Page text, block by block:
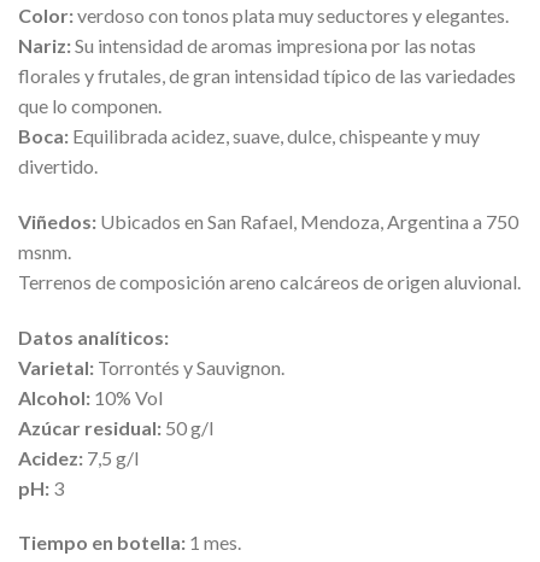
Color:verdoso con tonos plata muy seductores y elegantes.
Nariz:Su intensidad de aromas impresiona por las notas
florales y frutales, de gran intensidad típico de las variedades
que lo componen.
Boca: Equilibrada acidez, suave, dulce, chispeante y muy
divertido.
Viñedos: Ubicados en San Rafael, Mendoza, Argentina a 750
msnm.
Terrenos de composición areno calcáreos de origen aluvional.
Datos analíticos:
Varietal: Torrontés y Sauvignon.
Alcohol: 10% Vol
Azúcar residual: 50 g/l
Acidez: 7,5 g/l
pH: 3
Tiempo en botella: 1 mes.